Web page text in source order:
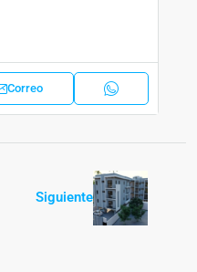
Correo
Siguiente